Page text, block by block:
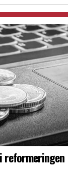
reformeringen